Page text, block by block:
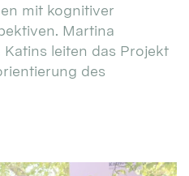
mit kognitiver
Martina
leiten das Projekt
des